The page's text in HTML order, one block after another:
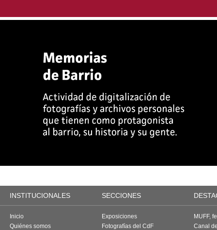
INSTITUCIONALES SECCIONES
Inicio
Quiénes somos
Exposiciones
Fotografías del CdF
MUFF,
Canal